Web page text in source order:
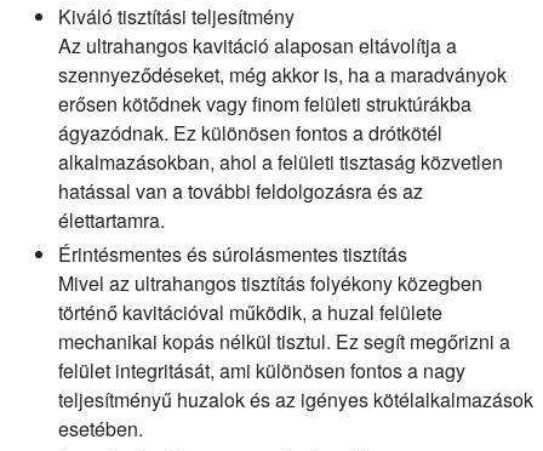
Kiváló tisztítási teljesítmény
Az ultrahangos kavitáció alaposan eltávolítja a
szennyeződéseket, még akkor is, ha a maradványok
erősen kötődnek vagy finom felületi struktúrákba
ágyazódnak. Ez különösen fontos a drótkötél
alkalmazásokban, ahol a felületi tisztaság közvetlen
hatással van a további feldolgozásra és az
élettartamra.
Érintésmentes és súrolásmentes tisztítás
Mivel az ultrahangos tisztítás folyékony közegben
történő kavitációval működik, a huzal felülete
mechanikai kopás nélkül tisztul. Ez segít megőrizni a
felület integritását, ami különösen fontos a nagy
teljesítményű huzalok és az igényes kötélalkalmazások
esetében.